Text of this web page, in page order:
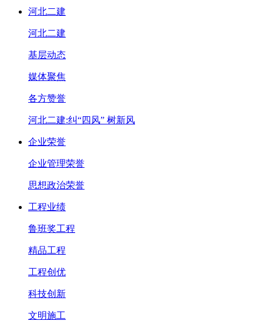
河北二建
河北二建
基层动态
媒体聚焦
各方赞誉
河北二建:纠“四风” 树新风
企业荣誉
企业管理荣誉
思想政治荣誉
工程业绩
鲁班奖工程
精品工程
工程创优
科技创新
文明施工